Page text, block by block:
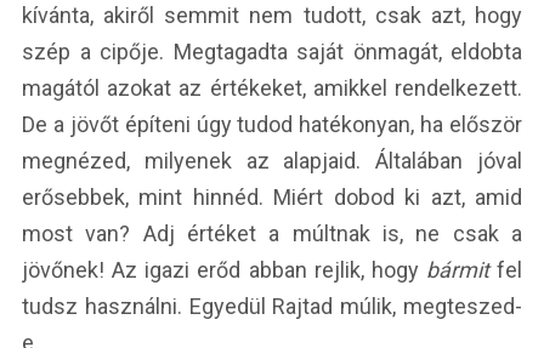
kívánta, akiről semmit nem tudott, csak azt, hogy
szép a cipője. Megtagadta saját önmagát, eldobta
magától azokat az értékeket, amikkel rendelkezett.
De a jövőt építeni úgy tudod hatékonyan, ha először
megnézed, milyenek az alapjaid. Általában jóval
erősebbek, mint hinnéd. Miért dobod ki azt, amid
most van? Adj értéket a múltnak is, ne csak a
jövőnek! Az igazi erőd abban rejlik, hogy bármitfel
tudsz használni. Egyedül Rajtad múlik, megteszed-
e.